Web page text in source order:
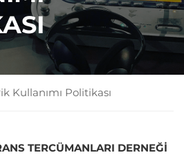
Kullanımı Politikası
TERCÜMANLARI DERNEĞI